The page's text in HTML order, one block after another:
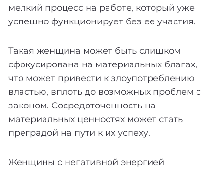
мелкий процесс на работе, который уже
успешно функционирует без ее участия.
Такая женщина может быть слишком
сфокусирована на материальных благах,
что может привести к злоупотреблению
властью, вплоть до возможных проблем с
законом. Сосредоточенность на
материальных ценностях может стать
преградой на пути к их успеху.
Женщины с негативной энергией